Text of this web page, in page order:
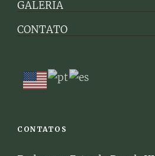
GALERIA
CONTATO
CONTATOS